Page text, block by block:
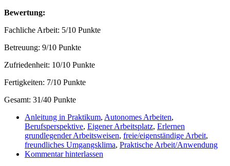
Bewertung:
Fachliche Arbeit: 5/10 Punkte
Betreuung: 9/10 Punkte
Zufriedenheit: 10/10 Punkte
Fertigkeiten: 7/10 Punkte
Gesamt: 31/40 Punkte
Anleitung in Praktikum, Autonomes Arbeiten,
Berufsperspektive, Eigener Arbeitsplatz, Erlernen
grundlegender Arbeitsweisen, freie/eigenständige Arbeit,
freundliches Umgangsklima, Praktische Arbeit/Anwendung
Kommentar hinterlassen